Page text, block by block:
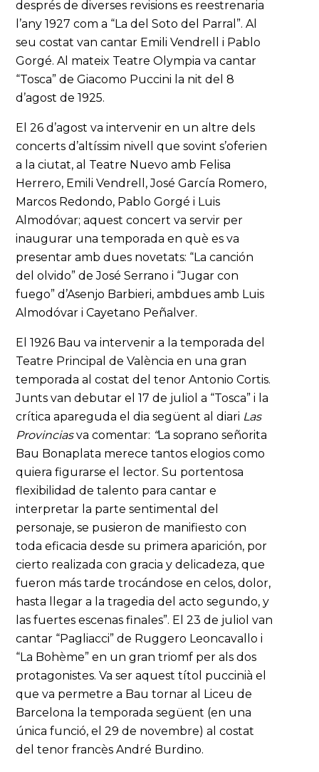
després de diverses revisions es reestrenaria
l’any 1927 com a “La del Soto del Parral”. Al
seu costat van cantar Emili Vendrell i Pablo
Gorgé. Al mateix Teatre Olympia va cantar
“Tosca” de Giacomo Puccini la nit del 8
d’agost de 1925.
El 26 d’agost va intervenir en un altre dels
concerts d’altíssim nivell que sovint s’oferien
a la ciutat, al Teatre Nuevo amb Felisa
Herrero, Emili Vendrell, José García Romero,
Marcos Redondo, Pablo Gorgé i Luis
Almodóvar; aquest concert va servir per
inaugurar una temporada en què es va
presentar amb dues novetats: “La canción
del olvido” de José Serrano i “Jugar con
fuego” d’Asenjo Barbieri, ambdues amb Luis
Almodóvar i Cayetano Peñalver.
El 1926 Bau va intervenir a la temporada del
Teatre Principal de València en una gran
temporada al costat del tenor Antonio Cortis.
Junts van debutar el 17 de juliol a “Tosca” i la
crítica apareguda el dia següent al diari Las
Provinciasva comentar: “La soprano señorita
Bau Bonaplata merece tantos elogios como
quiera figurarse el lector. Su portentosa
flexibilidad de talento para cantar e
interpretar la parte sentimental del
personaje, se pusieron de manifiesto con
toda eficacia desde su primera aparición, por
cierto realizada con gracia y delicadeza, que
fueron más tarde trocándose en celos, dolor,
hasta llegar a la tragedia del acto segundo, y
las fuertes escenas finales”. El 23 de juliol van
cantar “Pagliacci” de Ruggero Leoncavallo i
“La Bohème” en un gran triomf per als dos
protagonistes. Va ser aquest títol puccinià el
que va permetre a Bau tornar al Liceu de
Barcelona la temporada següent (en una
única funció, el 29 de novembre) al costat
del tenor francès André Burdino.